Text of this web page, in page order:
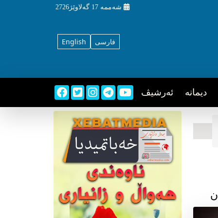
شه‌ممه‌ 17 گه‌لاوێژ2726
English فارسی
دیمانه ئه‌رشیڤ